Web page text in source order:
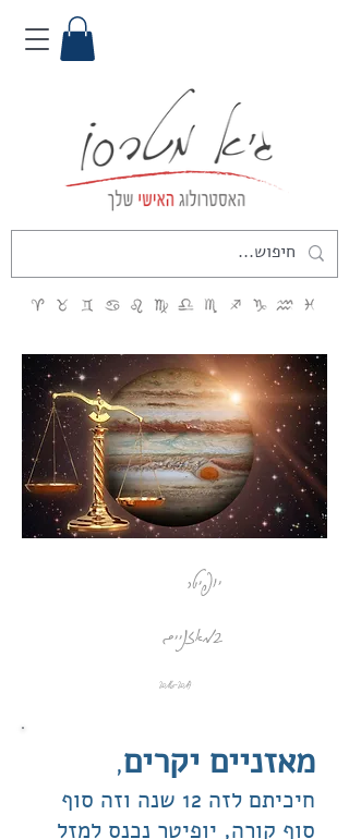
יופיטר
במאזניים
2016-2017
מאזניים יקרים,
חיכיתם לזה 12 שנה וזה סוף
סוף קורה, יופיטר נכנס למזל